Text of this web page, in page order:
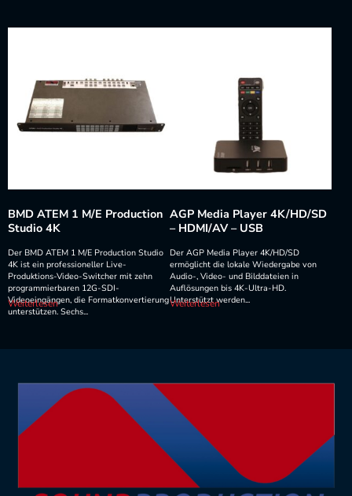
BMD ATEM 1 M/E Production
Studio 4K
Der BMD ATEM 1 M/E Production Studio
4K ist ein professioneller Live-
Produktions-Video-Switcher mit zehn
programmierbaren 12G-SDI-
Videoeingängen, die Formatkonvertierung
unterstützen. Sechs...
Weiterlesen
AGP Media Player 4K/HD/SD
– HDMI/AV – USB
Der AGP Media Player 4K/HD/SD
ermöglicht die lokale Wiedergabe von
Audio-, Video- und Bilddateien in
Auflösungen bis 4K-Ultra-HD.
Unterstützt werden...
Weiterlesen